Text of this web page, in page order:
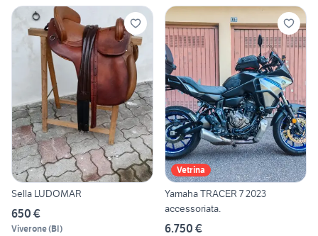
Sella LUDOMAR
650 €
Viverone(BI)
Vetrina
Yamaha TRACER 7 2023
accessoriata.
6.750 €